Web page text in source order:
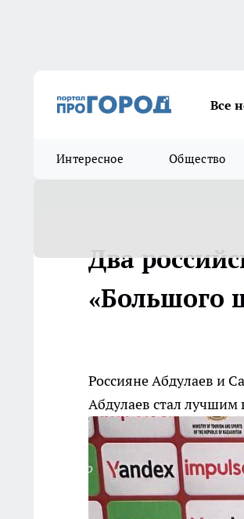
Все
Интересное Общество
Два
«Большого
Россияне Абдулаев и
Абдулаев стал лучшим